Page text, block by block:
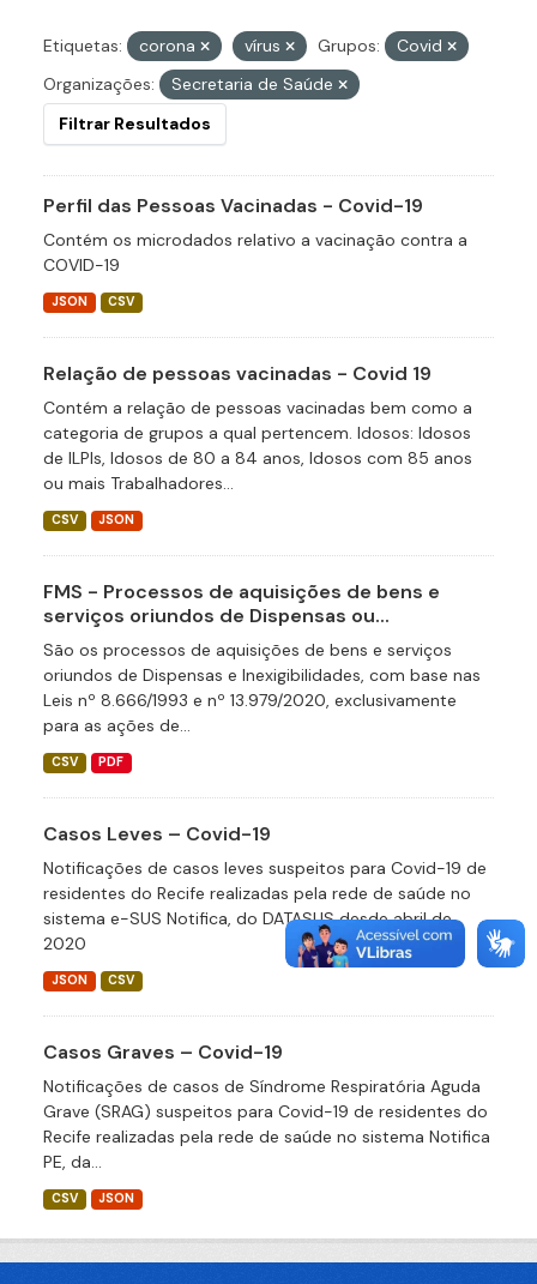
Etiquetas: corona vírus Grupos:
Covid
Organizações:
Secretaria de Saúde
Filtrar Resultados
Perfil das Pessoas Vacinadas - Covid-19
Contém os microdados relativo a vacinação contra a
COVID-19
JSON CSV
Relação de pessoas vacinadas - Covid 19
Contém a relação de pessoas vacinadas bem como a
categoria de grupos a qual pertencem. Idosos: Idosos
de ILPIs, Idosos de 80 a 84 anos, Idosos com 85 anos
ou mais Trabalhadores...
CSV JSON
FMS - Processos de aquisições de bens e
serviços oriundos de Dispensas ou...
São os processos de aquisições de bens e serviços
oriundos de Dispensas e Inexigibilidades, com base nas
Leis nº 8.666/1993 e nº 13.979/2020, exclusivamente
para as ações de...
CSV PDF
Casos Leves – Covid-19
Notificações de casos leves suspeitos para Covid-19 de
residentes do Recife realizadas pela rede de saúde no
sistema e-SUS Notifica, do DATASUS desde abril de
2020
JSON CSV
Casos Graves – Covid-19
Notificações de casos de Síndrome Respiratória Aguda
Grave (SRAG) suspeitos para Covid-19 de residentes do
Recife realizadas pela rede de saúde no sistema Notifica
PE, da...
CSV JSON